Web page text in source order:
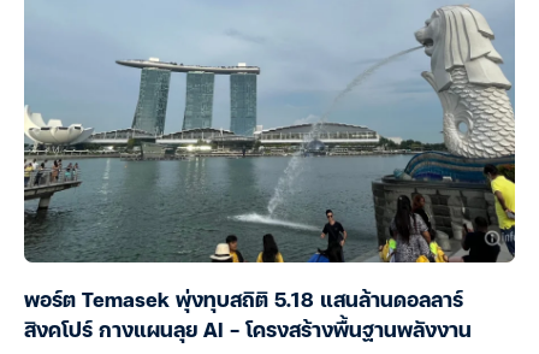
พอร์ต Temasek พุ่งทุบสถิติ 5.18 แสนล้านดอลลาร์
สิงคโปร์ กางแผนลุย AI – โครงสร้างพื้นฐานพลังงาน